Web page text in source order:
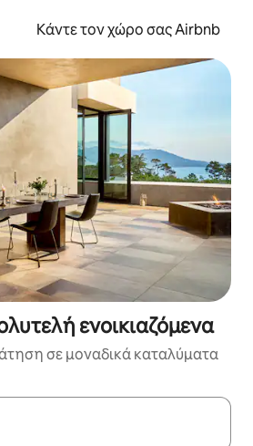
Κάντε τον χώρο σας Airbnb
ενοικιαζόμενα
σε μοναδικά καταλύματα
είναι διαθέσιμα, μπορείτε να